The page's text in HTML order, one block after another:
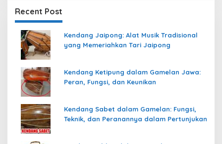
Recent Post
Kendang Jaipong: Alat Musik Tradisional
yang Memeriahkan Tari Jaipong
Kendang Ketipung dalam Gamelan Jawa:
Peran, Fungsi, dan Keunikan
Kendang Sabet dalam Gamelan: Fungsi,
Teknik, dan Peranannya dalam Pertunjukan